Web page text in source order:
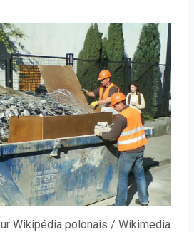
Wikipédia polonais / Wikimedia